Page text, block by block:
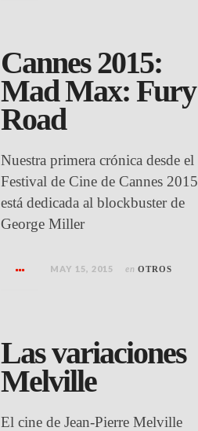
Cannes 2015:
Mad Max: Fury
Road
Nuestra primera crónica desde el
Festival de Cine de Cannes 2015
está dedicada al blockbuster de
George Miller
MAY 15, 2015 en OTROS
Las variaciones
Melville
El cine de Jean-Pierre Melville